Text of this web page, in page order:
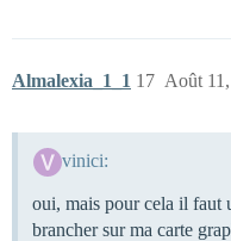
Almalexia_1_1 Août
17
vinici:
oui, mais pour cela il faut
brancher sur ma carte